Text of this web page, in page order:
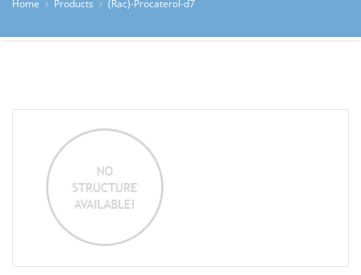
Home Products (Rac)-Procaterol-d7